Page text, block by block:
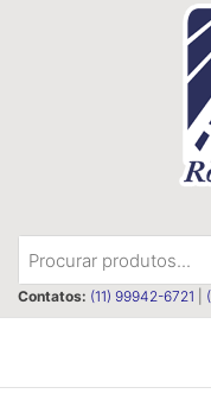
Romanaplast
Contatos: (11) 99942-6721